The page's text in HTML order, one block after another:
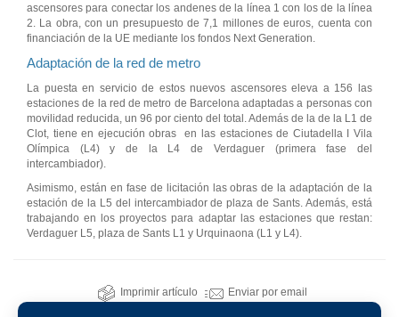
ascensores para conectar los andenes de la línea 1 con los de la línea
2. La obra, con un presupuesto de 7,1 millones de euros, cuenta con
financiación de la UE mediante los fondos Next Generation.
Adaptación de la red de metro
La puesta en servicio de estos nuevos ascensores eleva a 156 las
estaciones de la red de metro de Barcelona adaptadas a personas con
movilidad reducida, un 96 por ciento del total. Además de la de la L1 de
Clot, tiene en ejecución obras en las estaciones de Ciutadella I Vila
Olímpica (L4) y de la L4 de Verdaguer (primera fase del
intercambiador).
Asimismo, están en fase de licitación las obras de la adaptación de la
estación de la L5 del intercambiador de plaza de Sants. Además, está
trabajando en los proyectos para adaptar las estaciones que restan:
Verdaguer L5, plaza de Sants L1 y Urquinaona (L1 y L4).
Imprimir artículo Enviar por email